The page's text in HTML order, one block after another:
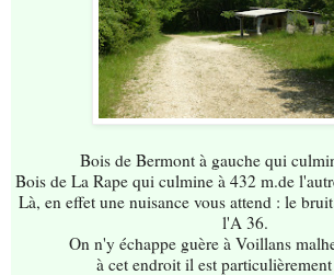
Bois de Bermont à gauche qui
Bois de La Rape qui culmine à 432 m.de
Là, en effet une nuisance vous attend : le
l'A 36.
On n'y échappe guère à Voillans
à cet endroit il est